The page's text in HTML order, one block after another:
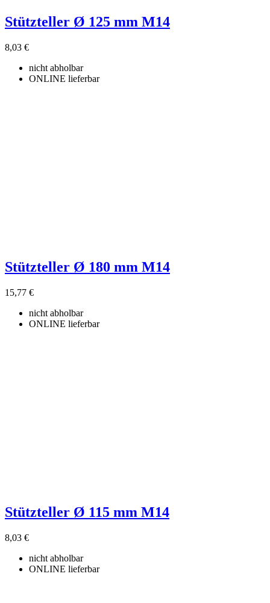
Stützteller Ø 125 mm M14
8,03 €
nicht abholbar
ONLINE lieferbar
Stützteller Ø 180 mm M14
15,77 €
nicht abholbar
ONLINE lieferbar
Stützteller Ø 115 mm M14
8,03 €
nicht abholbar
ONLINE lieferbar